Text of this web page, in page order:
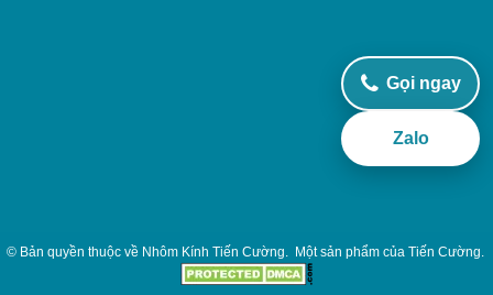
© Bản quyền thuộc về Nhôm Kính Tiến Cường Một sản phẩm của Tiến Cường
Gọi ngay
Zalo